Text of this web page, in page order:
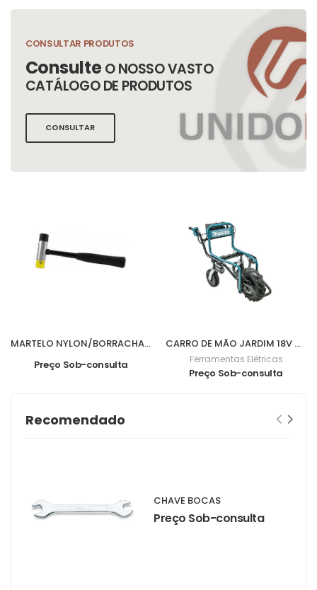
CONSULTAR PRODUTOS
ConsulteO NOSSO VASTO
CATÁLOGO DE PRODUTOS
CONSULTAR
MARTELO NYLON/BORRACHA 840grs M07016
Preço Sob-consulta
CARRO DE MÃO JARDIM 18V DCU180Z
Ferramentas Elétricas
Preço Sob-consulta
Recomendado
CHAVE BOCAS
Preço Sob-consulta